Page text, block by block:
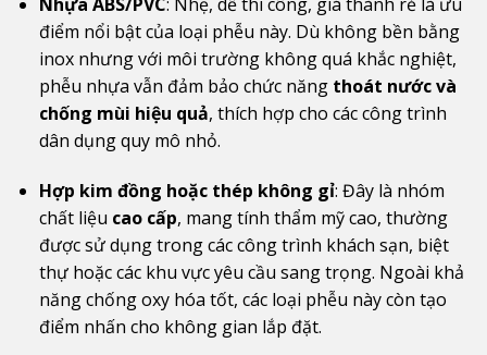
điểm nổi bật của loại phễu này. Dù không bền bằng
inox nhưng với môi trường không quá khắc nghiệt,
phễu nhựa vẫn đảm bảo chức năng thoát nước và
chống mùi hiệu quả, thích hợp cho các công trình
dân dụng quy mô nhỏ.
Hợp kim đồng hoặc thép không gỉ: Đây là nhóm
chất liệu cao cấp, mang tính thẩm mỹ cao, thường
được sử dụng trong các công trình khách sạn, biệt
thự hoặc các khu vực yêu cầu sang trọng. Ngoài khả
năng chống oxy hóa tốt, các loại phễu này còn tạo
điểm nhấn cho không gian lắp đặt.